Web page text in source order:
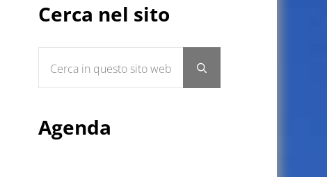
Cerca nel sito
Submit search
Agenda